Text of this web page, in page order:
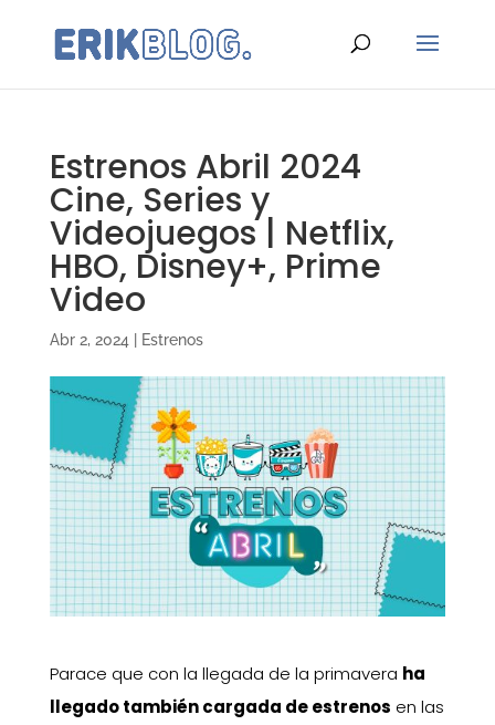
Estrenos Abril 2024
Cine, Series y
Videojuegos | Netflix,
HBO, Disney+, Prime
Video
Abr 2, 2024 Estrenos
Parace que con la llegada de la primavera ha
llegado también cargada de estrenos en las